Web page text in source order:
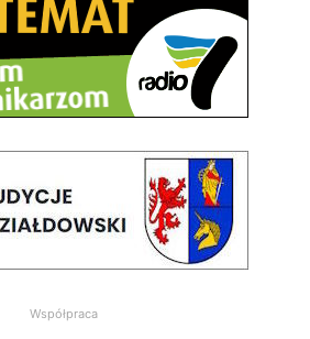
Współpraca